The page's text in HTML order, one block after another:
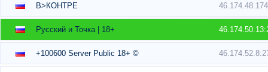
В>КОНТРЕ
Русский и Точка | 18+
+100600 Server Public 18+ ©